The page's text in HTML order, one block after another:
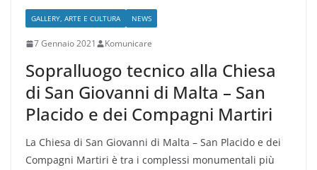
GALLERY, ARTE E CULTURA NEWS
7 Gennaio 2021 Komunicare
Sopralluogo tecnico alla Chiesa
di San Giovanni di Malta – San
Placido e dei Compagni Martiri
La Chiesa di San Giovanni di Malta – San Placido e dei
Compagni Martiri è tra i complessi monumentali più